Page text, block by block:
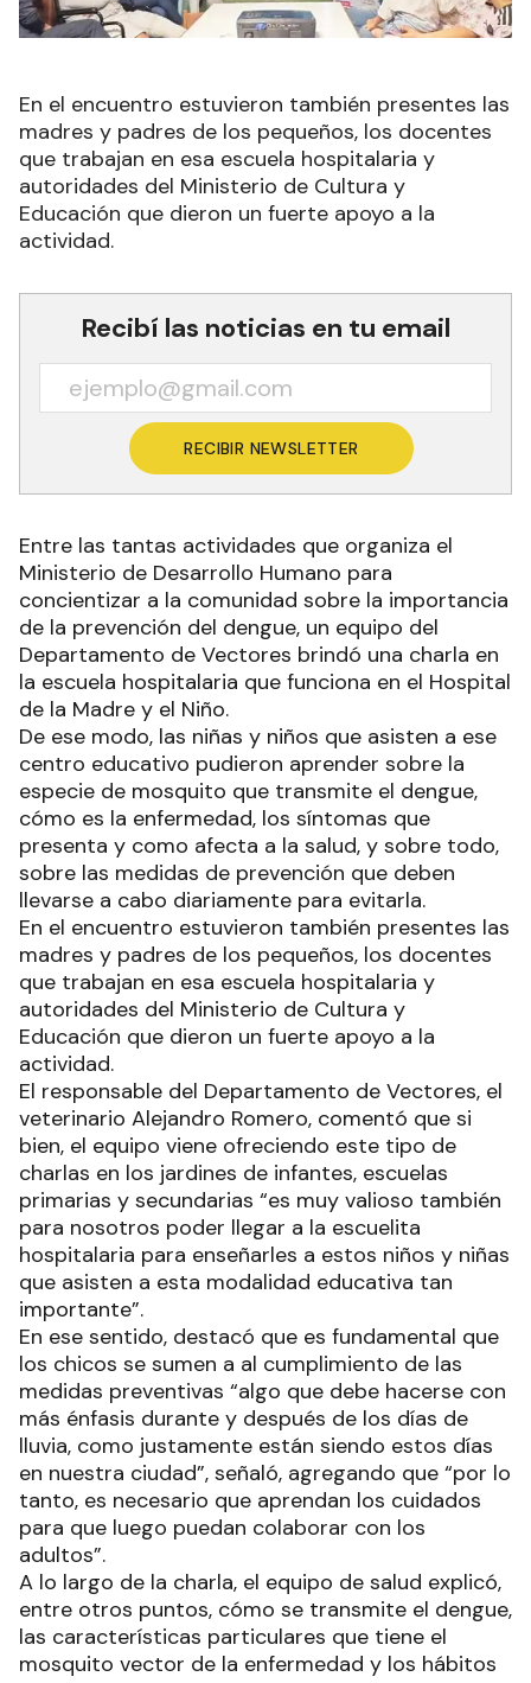
En el encuentro estuvieron también presentes las
madres y padres de los pequeños, los docentes
que trabajan en esa escuela hospitalaria y
autoridades del Ministerio de Cultura y
Educación que dieron un fuerte apoyo a la
actividad.
Recibí las noticias en tu email
RECIBIR NEWSLETTER
Entre las tantas actividades que organiza el
Ministerio de Desarrollo Humano para
concientizar a la comunidad sobre la importancia
de la prevención del dengue, un equipo del
Departamento de Vectores brindó una charla en
la escuela hospitalaria que funciona en el Hospital
de la Madre y el Niño.
De ese modo, las niñas y niños que asisten a ese
centro educativo pudieron aprender sobre la
especie de mosquito que transmite el dengue,
cómo es la enfermedad, los síntomas que
presenta y como afecta a la salud, y sobre todo,
sobre las medidas de prevención que deben
llevarse a cabo diariamente para evitarla.
En el encuentro estuvieron también presentes las
madres y padres de los pequeños, los docentes
que trabajan en esa escuela hospitalaria y
autoridades del Ministerio de Cultura y
Educación que dieron un fuerte apoyo a la
actividad.
El responsable del Departamento de Vectores, el
veterinario Alejandro Romero, comentó que si
bien, el equipo viene ofreciendo este tipo de
charlas en los jardines de infantes, escuelas
primarias y secundarias “es muy valioso también
para nosotros poder llegar a la escuelita
hospitalaria para enseñarles a estos niños y niñas
que asisten a esta modalidad educativa tan
importante”.
En ese sentido, destacó que es fundamental que
los chicos se sumen a al cumplimiento de las
medidas preventivas “algo que debe hacerse con
más énfasis durante y después de los días de
lluvia, como justamente están siendo estos días
en nuestra ciudad”, señaló, agregando que “por lo
tanto, es necesario que aprendan los cuidados
para que luego puedan colaborar con los
adultos”.
A lo largo de la charla, el equipo de salud explicó,
entre otros puntos, cómo se transmite el dengue,
las características particulares que tiene el
mosquito vector de la enfermedad y los hábitos